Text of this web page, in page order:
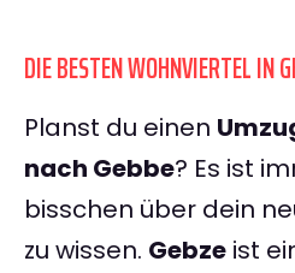
DIE BESTEN WOHNVIERTEL IN
Planst du einen
nach Gebbe? Es ist
bisschen über dein
zu wissen. Gebze ist